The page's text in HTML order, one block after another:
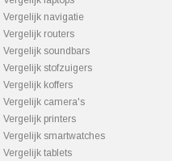
Vergelijk navigatie
Vergelijk routers
Vergelijk soundbars
Vergelijk stofzuigers
Vergelijk koffers
Vergelijk camera's
Vergelijk printers
Vergelijk smartwatches
Vergelijk tablets